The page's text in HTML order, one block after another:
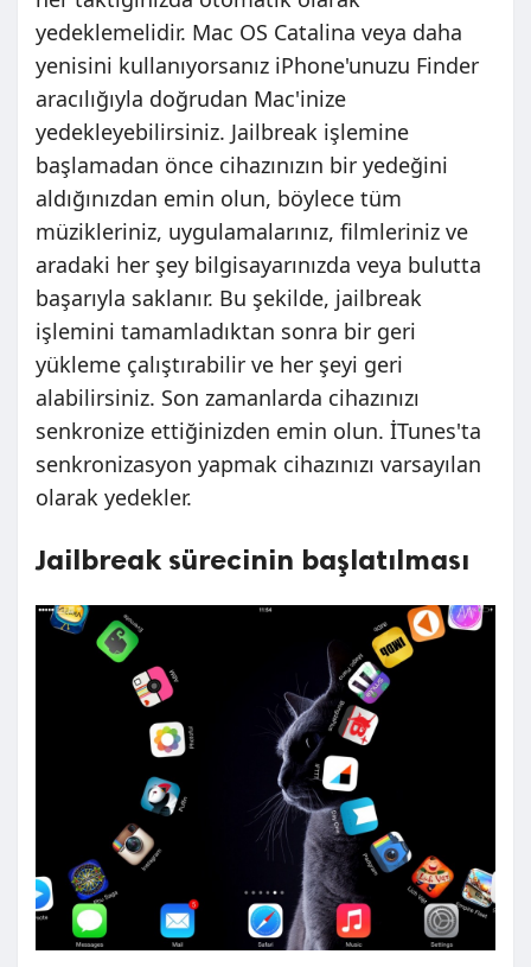
yedeklemelidir. Mac OS Catalina veya daha
yenisini kullanıyorsanız iPhone'unuzu Finder
aracılığıyla doğrudan Mac'inize
yedekleyebilirsiniz. Jailbreak işlemine
başlamadan önce cihazınızın bir yedeğini
aldığınızdan emin olun, böylece tüm
müzikleriniz, uygulamalarınız, filmleriniz ve
aradaki her şey bilgisayarınızda veya bulutta
başarıyla saklanır. Bu şekilde, jailbreak
işlemini tamamladıktan sonra bir geri
yükleme çalıştırabilir ve her şeyi geri
alabilirsiniz. Son zamanlarda cihazınızı
senkronize ettiğinizden emin olun. İTunes'ta
senkronizasyon yapmak cihazınızı varsayılan
olarak yedekler.
Jailbreak sürecinin başlatılması